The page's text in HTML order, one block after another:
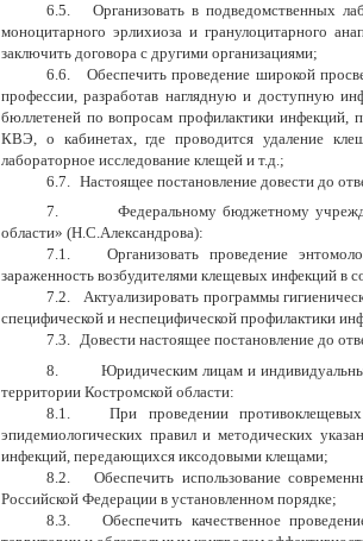
6.5.
Организовать в подведомственных
моноцитарного эрлихиоза и гранулоцитарного
заключить договора с другими организациями;
6.6.
Обеспечить проведение широкой
профессии, разработав наглядную и доступную
бюллетеней по вопросам профилактики
КВЭ, о кабинетах, где проводится удаление
лабораторное исследование клещей и т.д.;
6.7. Настоящее постановление довести до
7.
Федеральному бюджетному
области» (Н.С.Александрова):
7.1.
Организовать проведение
зараженность возбудителями клещевых инфекций в
7.2.
Актуализировать программы
специфической и неспецифической профилактики
7.3.
Довести настоящее постановление до
8.
Юридическим лицам и
территории Костромской области:
8.1.
При проведении
эпидемиологических правил и методических
инфекций, передающихся иксодовыми клещами;
8.2.
Обеспечить использование
Российской Федерации в установленном порядке;
8.3.
Обеспечить качественное